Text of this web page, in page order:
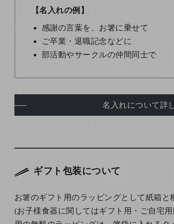
【名入れの例】
感謝の言葉を、お箸に乗せて
ご卒業・退職記念などに
部活動やサークルの仲間同士で
名入れについて詳
ギフト包装について
お箸のギフト用のラッピングとして紙箱
(お子様食器に関してはギフト用・ご自宅